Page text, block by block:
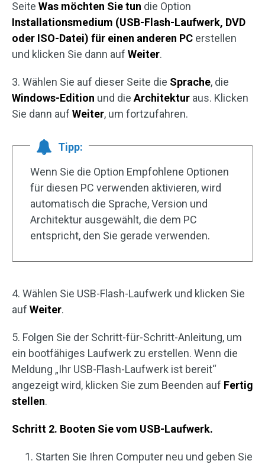
Seite Was möchten Sie tun die Option
Installationsmedium (USB-Flash-Laufwerk, DVD
oder ISO-Datei) für einen anderen PC erstellen
und klicken Sie dann auf Weiter.
3. Wählen Sie auf dieser Seite die Sprache, die
Windows-Edition und dieArchitektur aus. Klicken
Sie dann auf Weiter, um fortzufahren.
Tipp:
Wenn Sie die Option Empfohlene Optionen
für diesen PC verwenden aktivieren, wird
automatisch die Sprache, Version und
Architektur ausgewählt, die dem PC
entspricht, den Sie gerade verwenden.
4. Wählen Sie USB-Flash-Laufwerk und klicken Sie
auf Weiter.
5. Folgen Sie der Schritt-für-Schritt-Anleitung, um
ein bootfähiges Laufwerk zu erstellen. Wenn die
Meldung „Ihr USB-Flash-Laufwerk ist bereit“
angezeigt wird, klicken Sie zum Beenden auf Fertig
stellen.
Schritt 2. Booten Sie vom USB-Laufwerk.
Starten Sie Ihren Computer neu und geben Sie